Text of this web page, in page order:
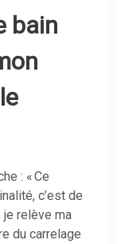
bain
: « Ce
c’est de
je relève ma
du carrelage